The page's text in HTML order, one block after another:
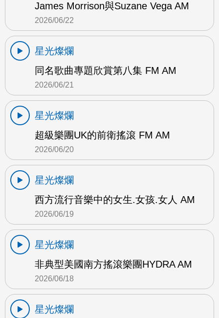
James Morrison與Suzane Vega AM
2026/06/22
星光燦爛
同名歌曲專題欣賞第八集 FM AM
2026/06/21
星光燦爛
超級樂團UK的前衛搖滾 FM AM
2026/06/20
星光燦爛
西方流行音樂中的女生.女孩.女人 AM
2026/06/19
星光燦爛
非典型美國南方搖滾樂團HYDRA AM
2026/06/18
星光燦爛